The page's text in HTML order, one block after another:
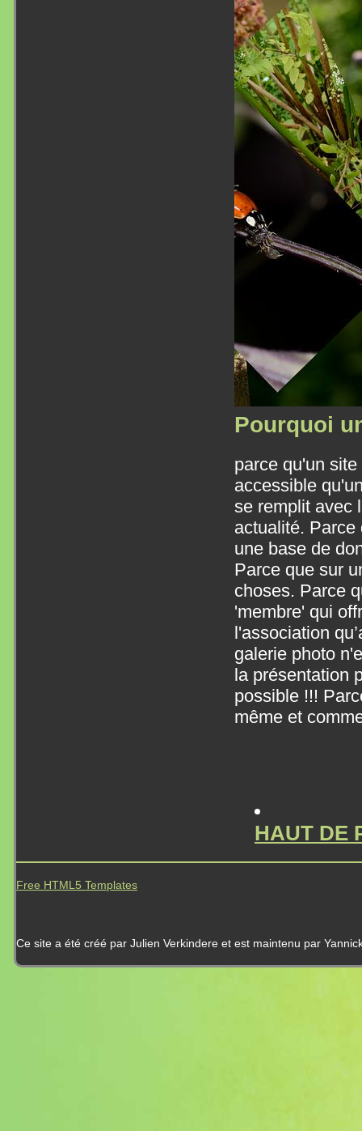
Pourquoi
parce qu'un
accessible
se remplit avec
actualité. Parce
une base de
Parce que sur
choses. Parce
'membre' qui
l'association
galerie photo
la présentation
possible !!!
même et
HAUT DE
Free HTML5 Templates
Ce site a été créé par Julien Verkindere et est maintenu par